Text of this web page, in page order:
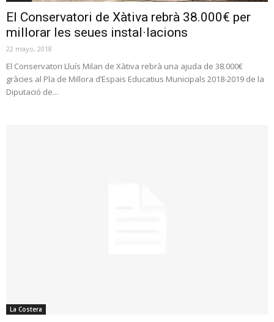
El Conservatori de Xàtiva rebrà 38.000€ per
millorar les seues instal·lacions
22 mayo, 2018
El Conservatori Lluís Milan de Xàtiva rebrà una ajuda de 38.000€
gràcies al Pla de Millora d’Espais Educatius Municipals 2018-2019 de la
Diputació de...
La Costera